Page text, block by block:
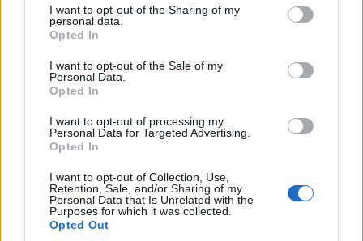
not limited to your visit or usage behaviour. You may click to
grant or deny consent to Google and its third-party tags to
use your data for below specified purposes in below Google
consent section.
I want to opt-out of the Sharing of my
personal data.
Opted In
I want to opt-out of the Sale of my
Personal Data.
Opted In
I want to opt-out of processing my
Personal Data for Targeted Advertising.
Opted In
I want to opt-out of Collection, Use,
Retention, Sale, and/or Sharing of my
Personal Data that Is Unrelated with the
Purposes for which it was collected.
Opted Out
ΑΝΗΚΕΙ ΣΤΗΝ ΚΑΤΗΓΟΡΙΑ:
ΤΗΛΕΟΡΑΣΗ
MUNDIAL 2026 , NOVA , PREMIER LEAGUE
SUPER
LEAGUE , ΑΝΤ1